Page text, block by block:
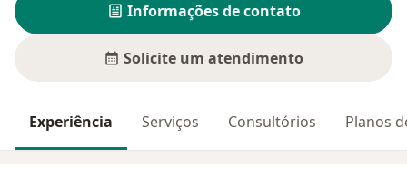
Informações de contato
Solicite um atendimento
Experiência Serviços Consultórios Planos